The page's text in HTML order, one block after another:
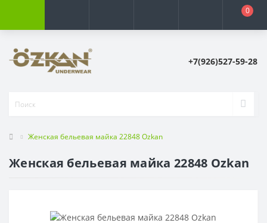
0
+7(926)527-59-28
Женская бельевая майка 22848 Ozkan
Женская бельевая майка 22848 Ozkan